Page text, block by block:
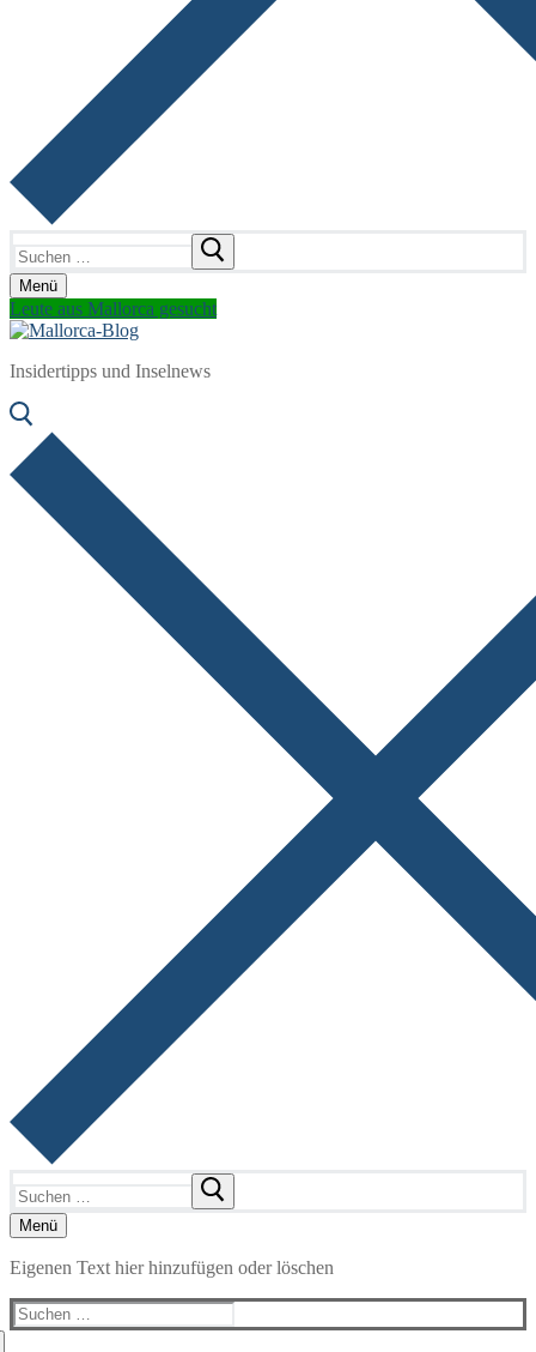
nach:
Menü
Leute aus Mallorca gesucht
Insidertipps und Inselnews
nach:
Menü
Eigenen Text hier hinzufügen oder löschen
Suchen
nach: